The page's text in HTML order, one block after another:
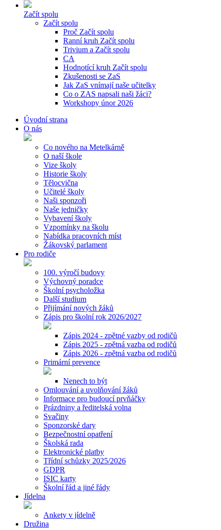
Začít spolu
Začít spolu
Proč Začít spolu
Ranní kruh Začít spolu
Trivium a Začít spolu
CA
Hodnotící kruh Začít spolu
Zkušenosti se ZaS
Jak ZaS vnímají naše učitelky
Co o ZAS napsali naši žáci?
Workshopy únor 2026
Úvodní strana
O nás
Co nového na Metelkárně
O naší škole
Vize školy
Historie školy
Tělocvična
Učitelé školy
Naši sponzoři
Naše jedničky
Vybavení školy
Vzpomínky na školu
Nabídka pracovních míst
Žákovský parlament
Pro rodiče
100. výročí budovy
Výchovný poradce
Školní psycholožka
Další studium
Přijímání nových žáků
Zápis pro školní rok 2026/2027
Zápis 2024 - zpětné vazby od rodičů
Zápis 2025 - zpětná vazba od rodičů
Zápis 2026 - zpětná vazba od rodičů
Primární prevence
Nenech to být
Omlouvání a uvolňování žáků
Informace pro budoucí prvňáčky
Prázdniny a ředitelská volna
Svačiny
Sponzorské dary
Bezpečnostní opatření
Školská rada
Elektronické platby
Třídní schůzky 2025/2026
GDPR
ISIC karty
Školní řád a jiné řády
Jídelna
Ankety v jídelně
Družina